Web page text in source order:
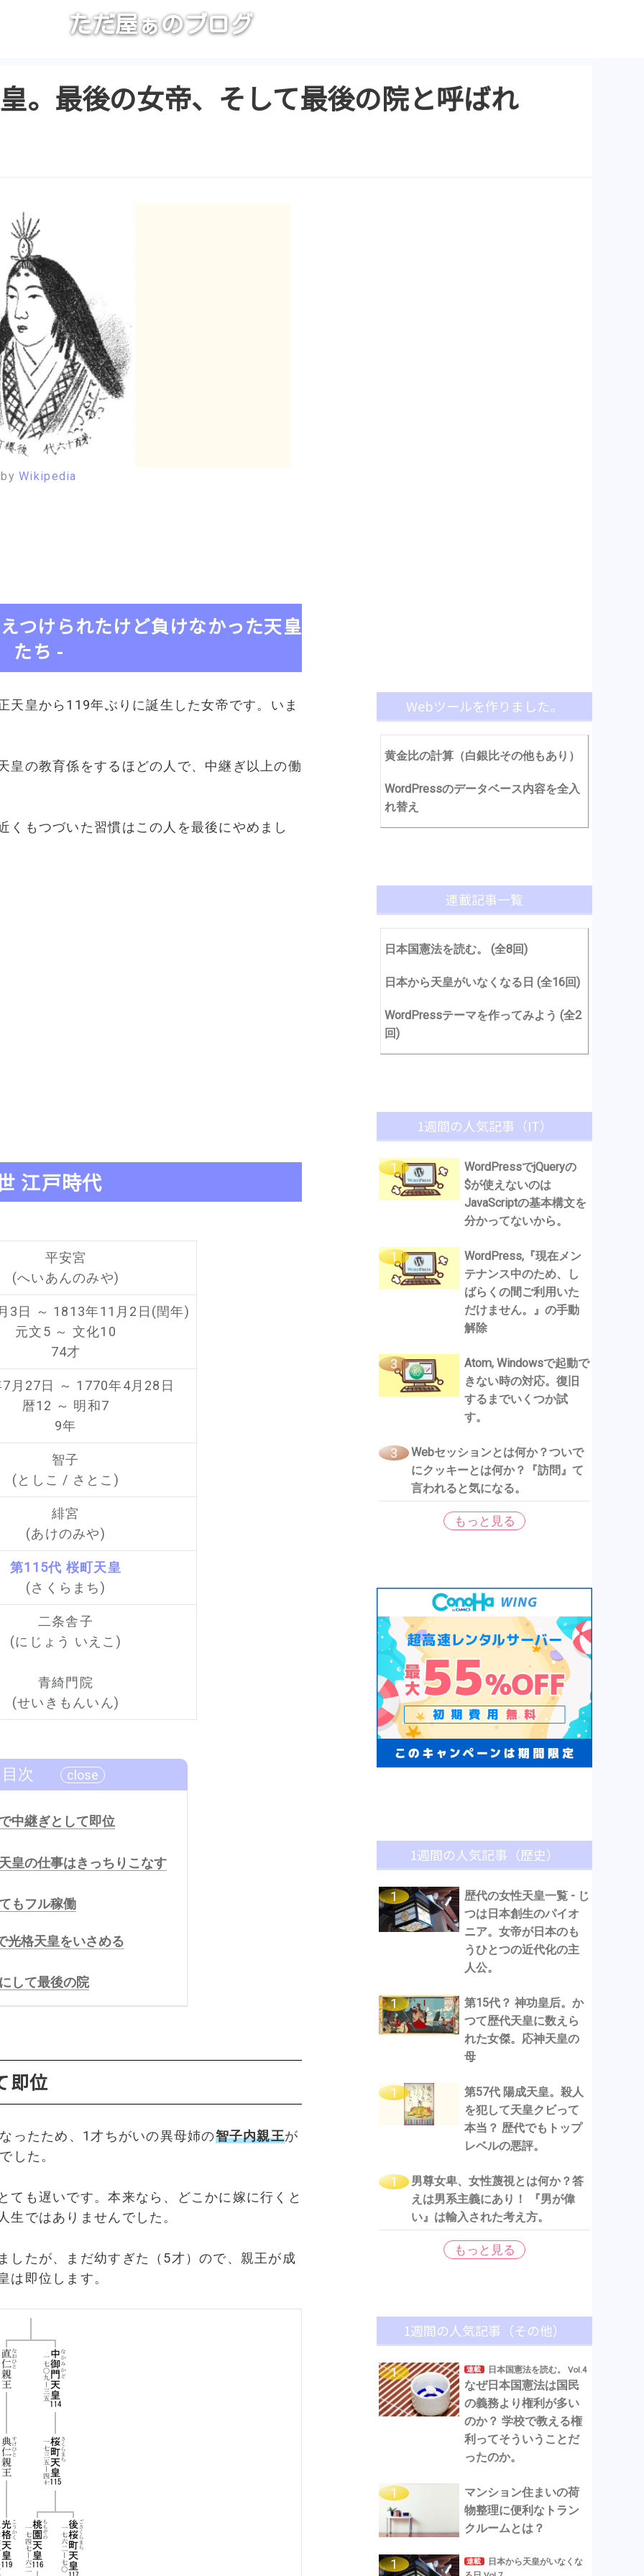
ただ屋ぁのブログ
。最後の女帝、そして最後の院と呼ばれ
byWikipedia
つけられたけど負けなかった天皇
たち -
天皇から119年ぶりに誕生した女帝です。いま
皇の教育係をするほどの人で、中継ぎ以上の働
くもつづいた習慣はこの人を最後にやめまし
江戸時代
平安宮
(へいあんのみや)
3日 ～ 1813年11月2日(閏年)
元文5 ～ 文化10
74才
月27日 ～ 1770年4月28日
暦12 ～ 明和7
9年
智子
(としこ / さとこ)
緋宮
(あけのみや)
第115代 桜町天皇
(さくらまち)
二条舎子
(にじょう いえこ)
青綺門院
(せいきもんいん)
目次
中継ぎとして即位
皇の仕事はきっちりこなす
もフル稼働
光格天皇をいさめる
して最後の院
即位
ったため、1才ちがいの異母姉の智子内親王が
した。
ても遅いです。本来なら、どこかに嫁に行くと
生ではありませんでした。
したが、まだ幼すぎた（5才）ので、親王が成
は即位します。
Webツールを作りました。
黄金比の計算（白銀比その他もあり）
WordPressのデータベース内容を全入
れ替え
連載記事一覧
日本国憲法を読む。 (全8回)
日本から天皇がいなくなる日 (全16回)
WordPressテーマを作ってみよう (全2
回)
1週間の人気記事（IT）
WordPressでjQueryの
$が使えないのは
JavaScriptの基本構文を
分かってないから。
WordPress,『現在メン
テナンス中のため、し
ばらくの間ご利用いた
だけません。』の手動
解除
Atom, Windowsで起動で
きない時の対応。復旧
するまでいくつか試
す。
Webセッションとは何か？ついで
にクッキーとは何か？『訪問』て
言われると気になる。
もっと見る
1週間の人気記事（歴史）
歴代の女性天皇一覧 - じ
つは日本創生のパイオ
ニア。女帝が日本のも
うひとつの近代化の主
人公。
第15代？ 神功皇后。か
つて歴代天皇に数えら
れた女傑。応神天皇の
母
第57代 陽成天皇。殺人
を犯して天皇クビって
本当？ 歴代でもトップ
レベルの悪評。
男尊女卑、女性蔑視とは何か？答
えは男系主義にあり！ 『男が偉
い』は輸入された考え方。
もっと見る
1週間の人気記事（その他）
連載 日本国憲法を読む。 Vol.4
なぜ日本国憲法は国民
の義務より権利が多い
のか？ 学校で教える権
利ってそういうことだ
ったのか。
マンション住まいの荷
物整理に便利なトラン
クルームとは？
連載
日本から天皇がいなくな